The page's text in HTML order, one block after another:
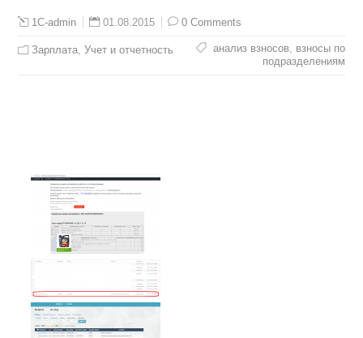
1C-admin 01.08.2015 0 Comments
Зарплата,Учет и отчетность анализ взносов, взносы по
подразделениям